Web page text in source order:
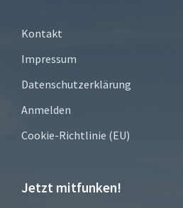
Kontakt
Impressum
Datenschutzerklärung
Anmelden
Cookie-Richtlinie (EU)
Jetzt mitfunken!